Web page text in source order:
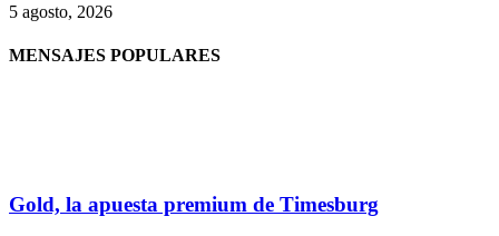
5 agosto, 2026
MENSAJES POPULARES
Gold, la apuesta premium de Timesburg